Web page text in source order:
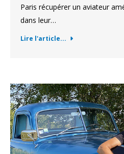
Paris récupérer un aviateur
dans leur…
Lire l'article...